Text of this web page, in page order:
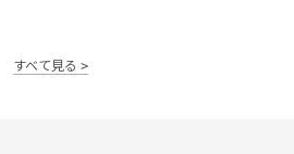
すべて見る